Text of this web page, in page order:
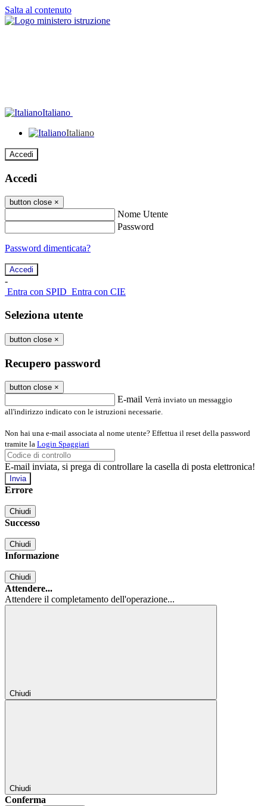
Salta al contenuto
Italiano
Italiano
Accedi
Accedi
button close ×
Nome Utente
Password
Password dimenticata?
-
Entra con SPID Entra con CIE
Seleziona utente
button close ×
Recupero password
button close ×
E-mail Verrà inviato un messaggio
all'indirizzo indicato con le istruzioni necessarie.
Non hai una e-mail associata al nome utente? Effettua il reset della password
tramite la Login Spaggiari
E-mail inviata, si prega di controllare la casella di posta elettronica!
Errore
Chiudi
Successo
Chiudi
Informazione
Chiudi
Attendere...
Attendere il completamento dell'operazione...
Chiudi
Chiudi
Conferma